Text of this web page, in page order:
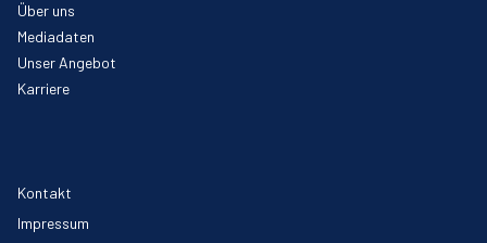
Über uns
Mediadaten
Unser Angebot
Karriere
Kontakt
Impressum